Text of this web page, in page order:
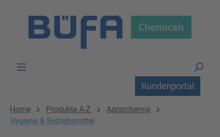
Kundenportal
Home Produkte A-Z
Agrarchemie
Hygiene & Betriebsmittel